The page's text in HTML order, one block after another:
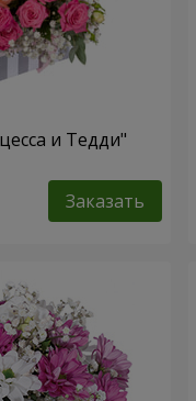
и Тедди"
Заказать